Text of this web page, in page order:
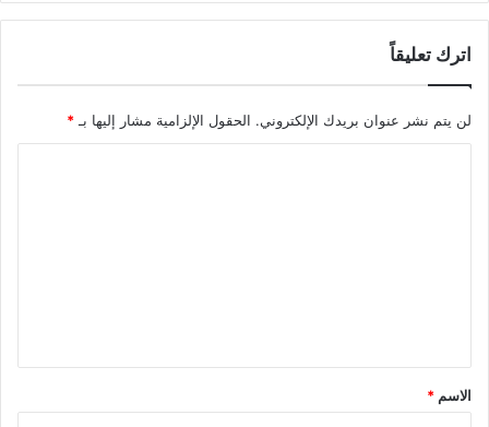
اترك تعليقاً
لن يتم نشر عنوان بريدك الإلكتروني. الحقول الإلزامية مشار إليها بـ *
*
الاسم *